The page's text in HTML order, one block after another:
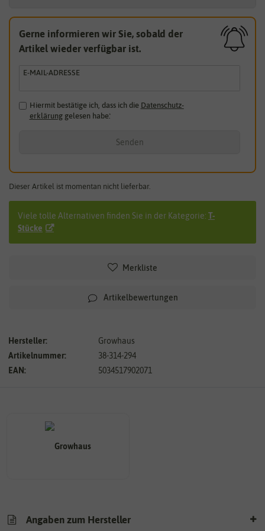
Gerne informieren wir Sie, sobald der
Artikel wieder verfügbar ist.
E-MAIL-ADRESSE
Hiermit bestätige ich, dass ich die Daten­schutz­
erklärunggelesen habe.*
Senden
Dieser Artikel ist momentan nicht lieferbar.
Viele tolle Alternativen finden Sie in der Kategorie: T-
Stücke
Merkliste
Artikelbewertungen
Hersteller:
Growhaus
Artikelnummer:
38-314-294
EAN:
5034517902071
Angaben zum Hersteller